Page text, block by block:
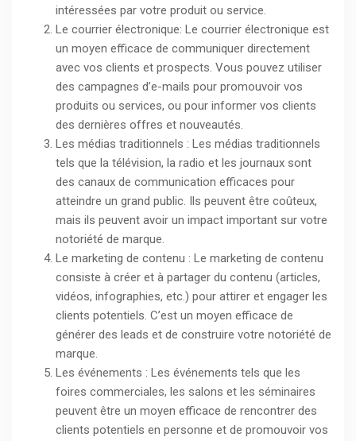
intéressées par votre produit ou service.
Le courrier électronique: Le courrier électronique est
un moyen efficace de communiquer directement
avec vos clients et prospects. Vous pouvez utiliser
des campagnes d’e-mails pour promouvoir vos
produits ou services, ou pour informer vos clients
des dernières offres et nouveautés.
Les médias traditionnels : Les médias traditionnels
tels que la télévision, la radio et les journaux sont
des canaux de communication efficaces pour
atteindre un grand public. Ils peuvent être coûteux,
mais ils peuvent avoir un impact important sur votre
notoriété de marque.
Le marketing de contenu : Le marketing de contenu
consiste à créer et à partager du contenu (articles,
vidéos, infographies, etc.) pour attirer et engager les
clients potentiels. C’est un moyen efficace de
générer des leads et de construire votre notoriété de
marque.
Les événements : Les événements tels que les
foires commerciales, les salons et les séminaires
peuvent être un moyen efficace de rencontrer des
clients potentiels en personne et de promouvoir vos